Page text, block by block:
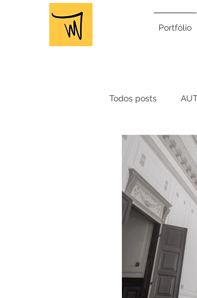
Portfólio
Todos posts
VIAGEM
VIDEO CLIPE
MATÉRIA
ALDEIA